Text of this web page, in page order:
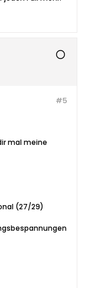
#5
mal meine
(27/29)